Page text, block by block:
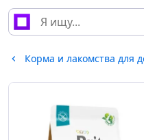
Корма и лакомства для